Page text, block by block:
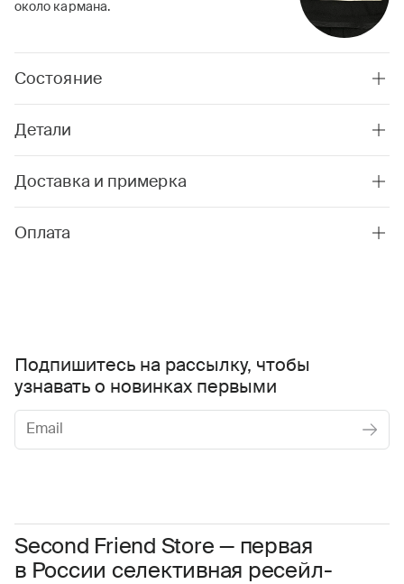
около кармана.
Состояние
Детали
Доставка и примерка
Оплата
Second Friend Store — первая
в России селективная ресейл-
Подпишитесь на рассылку, чтобы
узнавать о новинках первыми
Соглашаюсь с условиями Пользовательского соглашения
Даю согласие на получение рекламной информации.